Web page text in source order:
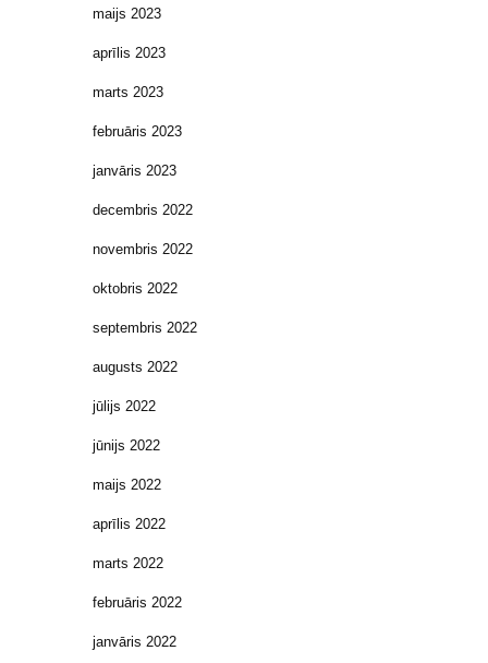
maijs 2023
aprīlis 2023
marts 2023
februāris 2023
janvāris 2023
decembris 2022
novembris 2022
oktobris 2022
septembris 2022
augusts 2022
jūlijs 2022
jūnijs 2022
maijs 2022
aprīlis 2022
marts 2022
februāris 2022
janvāris 2022